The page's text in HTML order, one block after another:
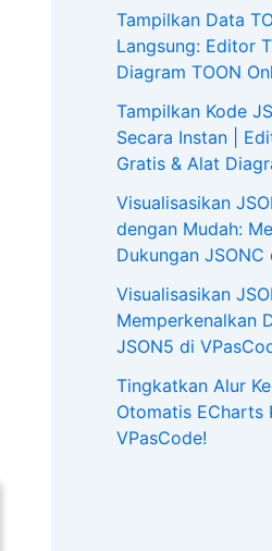
Tampilkan Data
Langsung: Editor
Diagram TOON
Tampilkan Kode
Secara Instan |
Gratis & Alat
Visualisasikan
dengan Mudah:
Dukungan
Visualisasikan
Memperkenalkan
JSON5 di
Tingkatkan Alur
Otomatis ECharts
VPasCode!